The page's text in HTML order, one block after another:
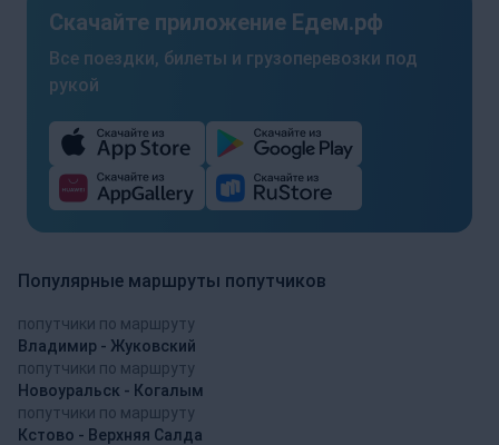
Скачайте приложение Едем.рф
Все поездки, билеты и грузоперевозки под
рукой
Популярные маршруты попутчиков
попутчики по маршруту
Владимир - Жуковский
попутчики по маршруту
Новоуральск - Когалым
попутчики по маршруту
Кстово - Верхняя Салда